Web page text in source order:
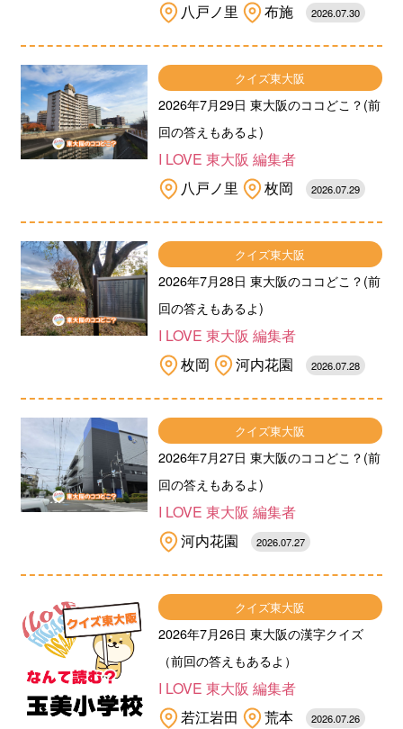
八戸ノ里
布施 2026.07.30
クイズ東大阪
2026年7月29日 東大阪のココどこ？(前
回の答えもあるよ)
I LOVE 東大阪 編集者
八戸ノ里
枚岡 2026.07.29
クイズ東大阪
2026年7月28日 東大阪のココどこ？(前
回の答えもあるよ)
I LOVE 東大阪 編集者
枚岡
河内花園 2026.07.28
クイズ東大阪
2026年7月27日 東大阪のココどこ？(前
回の答えもあるよ)
I LOVE 東大阪 編集者
河内花園
2026.07.27
クイズ東大阪
2026年7月26日 東大阪の漢字クイズ
（前回の答えもあるよ）
I LOVE 東大阪 編集者
若江岩田
荒本 2026.07.26